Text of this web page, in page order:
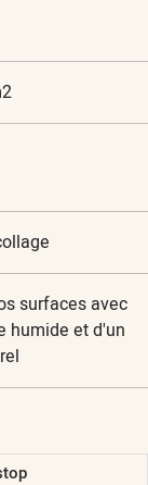
surfaces avec
humide et d'un